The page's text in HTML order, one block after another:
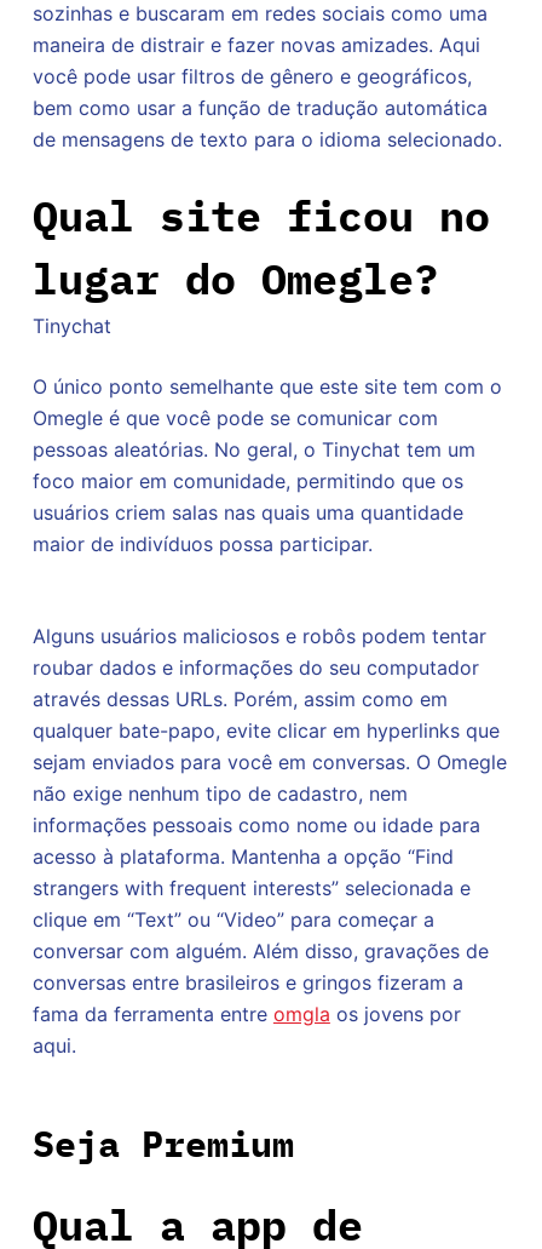
sozinhas e buscaram em redes sociais como uma
maneira de distrair e fazer novas amizades. Aqui
você pode usar filtros de gênero e geográficos,
bem como usar a função de tradução automática
de mensagens de texto para o idioma selecionado.
Qual site ficou no
lugar do Omegle?
Tinychat
O único ponto semelhante que este site tem com o
Omegle é que você pode se comunicar com
pessoas aleatórias. No geral, o Tinychat tem um
foco maior em comunidade, permitindo que os
usuários criem salas nas quais uma quantidade
maior de indivíduos possa participar.
Alguns usuários maliciosos e robôs podem tentar
roubar dados e informações do seu computador
através dessas URLs. Porém, assim como em
qualquer bate-papo, evite clicar em hyperlinks que
sejam enviados para você em conversas. O Omegle
não exige nenhum tipo de cadastro, nem
informações pessoais como nome ou idade para
acesso à plataforma. Mantenha a opção “Find
strangers with frequent interests” selecionada e
clique em “Text” ou “Video” para começar a
conversar com alguém. Além disso, gravações de
conversas entre brasileiros e gringos fizeram a
fama da ferramenta entre omgla os jovens por
aqui.
Seja Premium
Qual a app de